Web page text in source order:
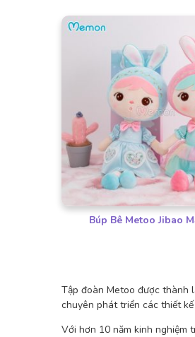
Búp Bê Metoo Jibao
Tập đoàn Metoo được thành
chuyên phát triển các thiết
Với hơn 10 năm kinh nghiệm